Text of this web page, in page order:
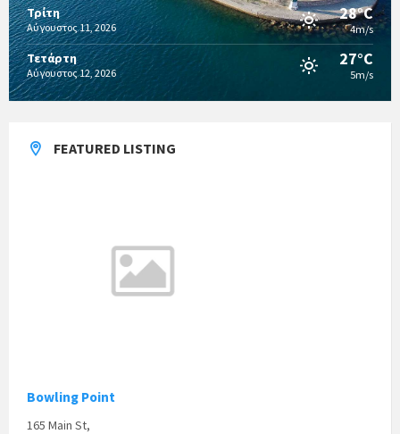
Τρίτη
Αύγουστος 11, 2026
28°C
4m/s
Τετάρτη
Αύγουστος 12, 2026
27°C
5m/s
FEATURED LISTING
Bowling Point
165 Main St,